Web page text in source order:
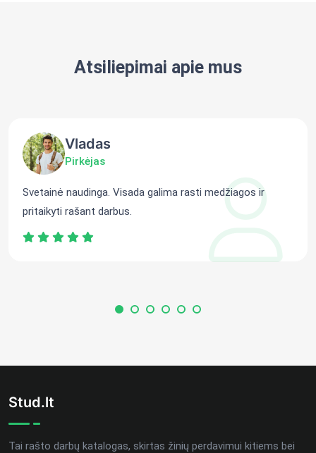
Atsiliepimai apie mus
Vladas
Pirkėjas
Svetainė naudinga. Visada galima rasti medžiagos ir
pritaikyti rašant darbus.
Stud.lt
Tai rašto darbų katalogas, skirtas žinių perdavimui kitiems bei